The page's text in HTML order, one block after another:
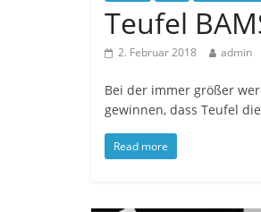
Teufel
2. Februar 2018 admin
Bei der immer größer
gewinnen, dass Teufel
Read more